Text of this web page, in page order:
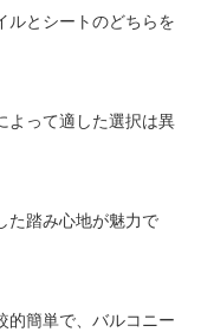
ルとシートのどちらを
よって適した選択は異
た踏み心地が魅力で
的簡単で、バルコニー